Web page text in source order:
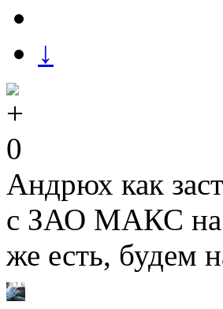
↓
0
Андрюх как
с ЗАО МАКС на
же есть, будем